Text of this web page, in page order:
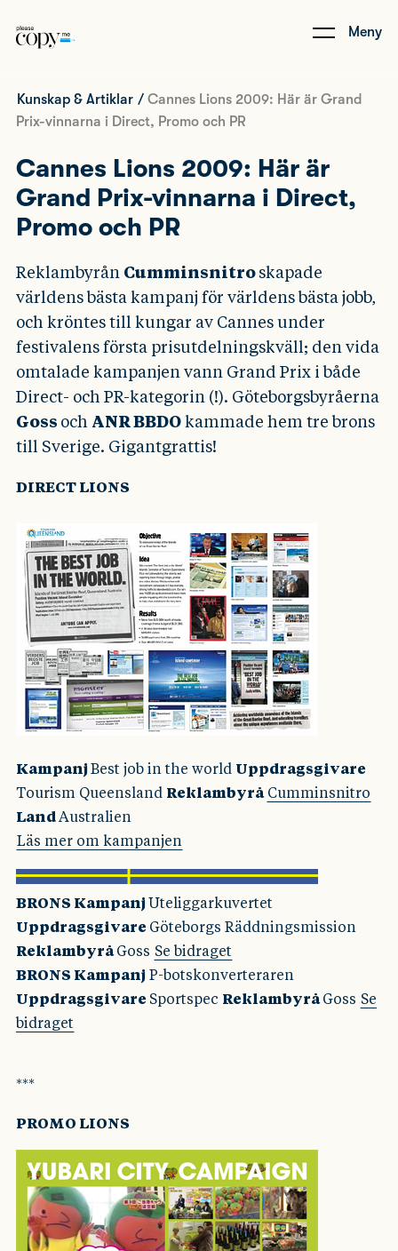
Meny
Kunskap & Artiklar / Cannes Lions 2009: Här är Grand
Prix-vinnarna i Direct, Promo och PR
Cannes Lions 2009: Här är
Grand Prix-vinnarna i Direct,
Promo och PR
Reklambyrån Cumminsnitroskapade
världens bästa kampanj för världens bästa jobb,
och kröntes till kungar av Cannes under
festivalens första prisutdelningskväll; den vida
omtalade kampanjen vann Grand Prix i både
Direct- och PR-kategorin (!). Göteborgsbyråerna
Goss och ANR BBDOkammade hem tre brons
till Sverige. Gigantgrattis!
DIRECT LIONS
KampanjBest job in the world Uppdragsgivare
Tourism Queensland Reklambyrå Cumminsnitro
Land Australien
Läs mer om kampanjen
BRONS KampanjUteliggarkuvertet
Uppdragsgivare Göteborgs Räddningsmission
ReklambyråGoss Se bidraget
BRONS Kampanj P-botskonverteraren
Uppdragsgivare Sportspec ReklambyråGoss Se
bidraget
***
PROMO LIONS